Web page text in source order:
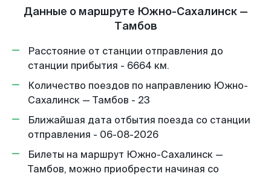
Данные о маршруте Южно-Сахалинск —
Тамбов
Расстояние от станции отправления до
станции прибытия - 6664 км.
Количество поездов по направлению Южно-
Сахалинск — Тамбов - 23
Ближайшая дата отбытия поезда со станции
отправления - 06-08-2026
Билеты на маршрут Южно-Сахалинск —
Тамбов, можно приобрести начиная со